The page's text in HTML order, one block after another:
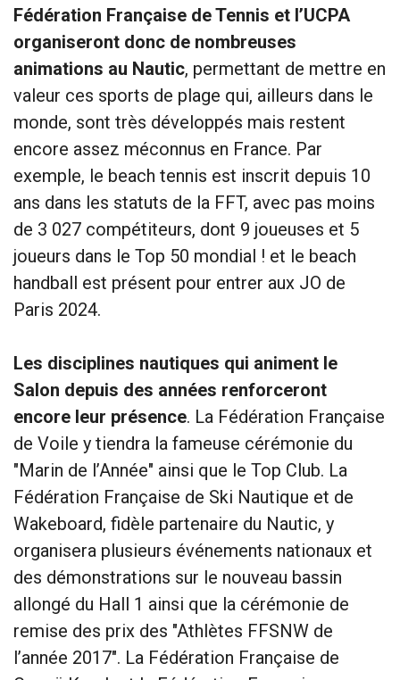
Fédération Française de Tennis et l’UCPA
organiseront donc de nombreuses
animations au Nautic, permettant de mettre en
valeur ces sports de plage qui, ailleurs dans le
monde, sont très développés mais restent
encore assez méconnus en France. Par
exemple, le beach tennis est inscrit depuis 10
ans dans les statuts de la FFT, avec pas moins
de 3 027 compétiteurs, dont 9 joueuses et 5
joueurs dans le Top 50 mondial ! et le beach
handball est présent pour entrer aux JO de
Paris 2024.
Les disciplines nautiques qui animent le
Salon depuis des années renforceront
encore leur présence. La Fédération Française
de Voile y tiendra la fameuse cérémonie du
"Marin de l’Année" ainsi que le Top Club. La
Fédération Française de Ski Nautique et de
Wakeboard, fidèle partenaire du Nautic, y
organisera plusieurs événements nationaux et
des démonstrations sur le nouveau bassin
allongé du Hall 1 ainsi que la cérémonie de
remise des prix des "Athlètes FFSNW de
l’année 2017". La Fédération Française de